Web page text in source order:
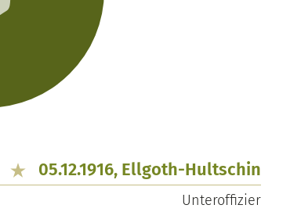
05.12.1916, Ellgoth-Hultschin
Unteroffizier